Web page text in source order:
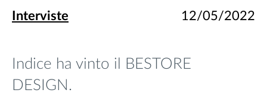
Interviste 12/05/2022
Indice ha vinto il BESTORE
DESIGN.